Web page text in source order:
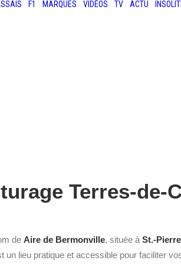
F1 MARQUES VIDÉOS TV ACTU
Terres-de-
de Aire de Bermonville, située à St.-
un lieu pratique et accessible pour faciliter